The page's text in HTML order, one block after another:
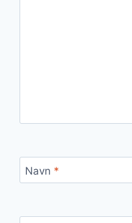
Navn *